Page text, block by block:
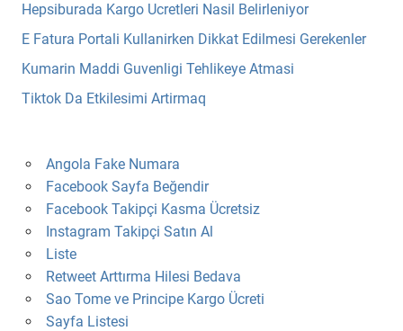
Hepsiburada Kargo Ucretleri Nasil Belirleniyor
E Fatura Portali Kullanirken Dikkat Edilmesi Gerekenler
Kumarin Maddi Guvenligi Tehlikeye Atmasi
Tiktok Da Etkilesimi Artirmaq
Angola Fake Numara
Facebook Sayfa Beğendir
Facebook Takipçi Kasma Ücretsiz
Instagram Takipçi Satın Al
Liste
Retweet Arttırma Hilesi Bedava
Sao Tome ve Principe Kargo Ücreti
Sayfa Listesi